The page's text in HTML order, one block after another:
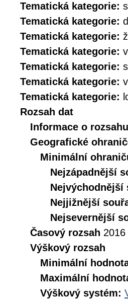
Tematická kategorie:
Tematická kategorie:
Tematická kategorie:
Tematická kategorie:
Tematická kategorie:
Tematická kategorie:
Tematická kategorie:
Rozsah dat
Informace o
Geografické
Minimální
Nejzápadnější
Nejvýchodnější
Nejjižnější
Nejsevernější
Časový rozsah
Výškový rozsah
Minimální
Maximální
Výškový systém: